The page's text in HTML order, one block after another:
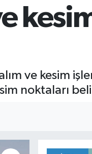
BITCOIN
64.815,30
ve kesim
noktaları